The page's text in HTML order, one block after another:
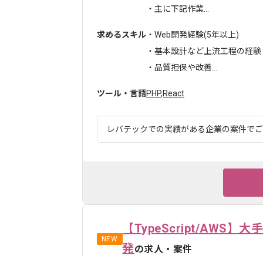
・主に下記作業...
求めるスキル ・Web開発経験(5年以上)
・基本設計など上流工程の経験
・品質担保や改善...
ツール・言語PHP,React
レバテックでの実績がある企業の案件で
NEW
【TypeScript/AWS】大
発の求人・案件